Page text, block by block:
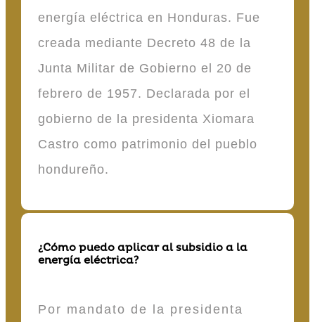
energía eléctrica en Honduras. Fue
creada mediante Decreto 48 de la
Junta Militar de Gobierno el 20 de
febrero de 1957. Declarada por el
gobierno de la presidenta Xiomara
Castro como patrimonio del pueblo
hondureño.
¿Cómo puedo aplicar al subsidio a la
energía eléctrica?
Por mandato de la presidenta